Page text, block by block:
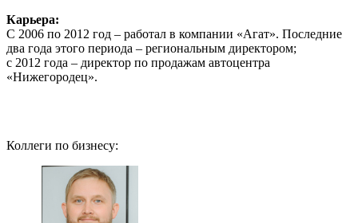
Карьера:
С 2006 по 2012 год – работал в компании «Агат». Последние
два года этого периода – региональным директором;
с 2012 года – директор по продажам автоцентра
«Нижегородец».
Коллеги по бизнесу: